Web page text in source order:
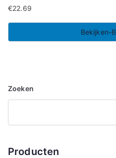
€22.69
Bekijken-
Zoeken
Producten